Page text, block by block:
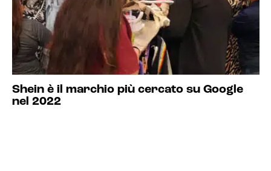
Shein è il marchio più cercato su Google
nel 2022